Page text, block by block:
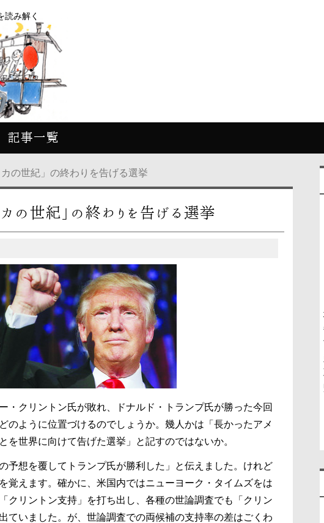
読み解く
記事一覧
カの世紀」の終わりを告げる選挙
カの世紀」の終わりを告げる選挙
・クリントン氏が敗れ、ドナルド・トランプ氏が勝った今回
のように位置づけるのでしょうか。幾人かは「長かったアメ
を世界に向けて告げた選挙」と記すのではないか。
予想を覆してトランプ氏が勝利した」と伝えました。けれど
覚えます。確かに、米国内ではニューヨーク・タイムズをは
クリントン支持」を打ち出し、各種の世論調査でも「クリン
ていました。が、世論調査での両候補の支持率の差はごくわ